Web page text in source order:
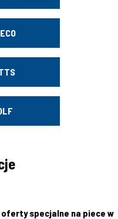
specjalne na piece w